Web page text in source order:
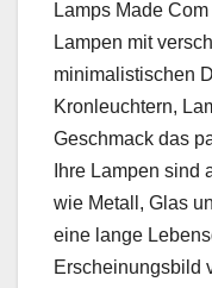
Lamps Made
Lampen mit
minimalistischen
Kronleuchtern,
Geschmack das
Ihre Lampen sind
wie Metall, Glas
eine lange
Erscheinungsbild